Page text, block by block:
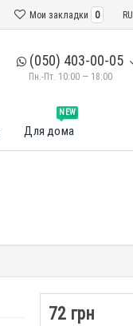
RU
Мои закладки 0
(050) 403-00-05
Пн.-Пт. 10:00 — 18:00
NEW
Для дома
72 грн